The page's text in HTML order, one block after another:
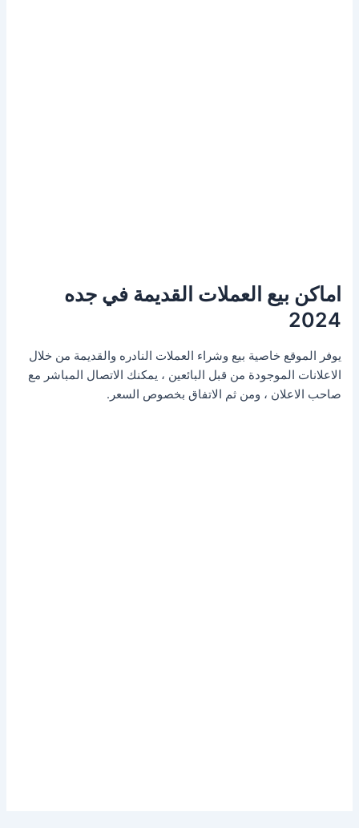
اماكن بيع العملات القديمة في جده
2024
يوفر الموقع خاصية بيع وشراء العملات النادره والقديمة من خلال
الاعلانات الموجودة من قبل البائعين ، يمكنك الاتصال المباشر مع
صاحب الاعلان ، ومن ثم الاتفاق بخصوص السعر.